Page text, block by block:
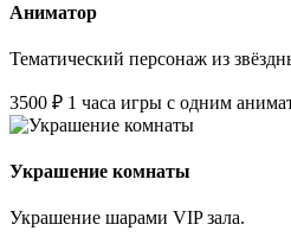
Аниматор
Тематический персонаж из
3500 ₽ 1 часа игры с одним
Украшение комнаты
Украшение шарами VIP зала.